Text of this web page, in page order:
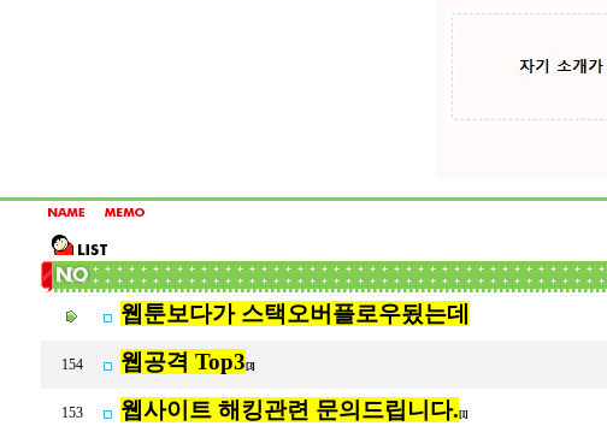
웹툰보다가 스택오버플로우됬는데
154 웹공격 Top3 [3]
153 웹사이트 해킹관련 문의드립니다. [1]